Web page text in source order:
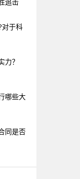
追击
对于科
力？
哪些大
同是否